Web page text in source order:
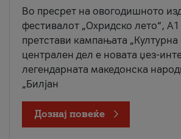
Во пресрет на овогодишното
фестивалот „Охридско лето“, А1
претстави кампањата „Културна
централен дел е новата џез-
легендарната македонска
„Билјан
Дознај повеќе